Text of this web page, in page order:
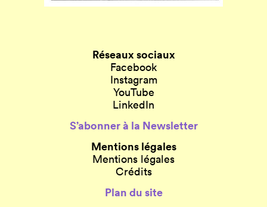
Réseaux sociaux
Facebook
Instagram
YouTube
LinkedIn
S’abonner à la Newsletter
Mentions légales
Mentions légales
Crédits
Plan du site